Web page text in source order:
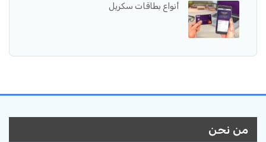
أنواع بطاقات سكريل
من نحن